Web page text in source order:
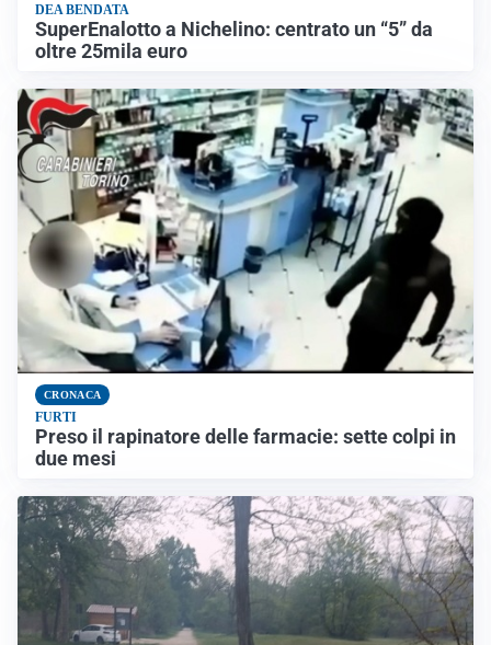
DEA BENDATA
SuperEnalotto a Nichelino: centrato un “5” da
oltre 25mila euro
CRONACA
FURTI
Preso il rapinatore delle farmacie: sette colpi in
due mesi